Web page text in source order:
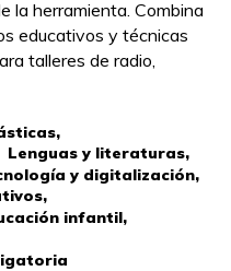
la herramienta. Combina
educativos y técnicas
talleres de radio,
Lenguas y literaturas,
y digitalización,
infantil,